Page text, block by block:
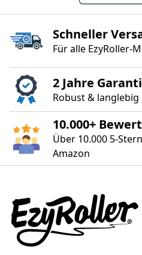
Schneller
Für alle
2 Jahre
Robust &
10.000+
Über 10.000
Amazon